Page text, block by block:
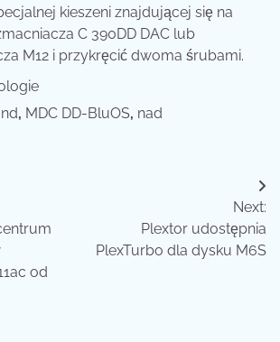
kieszeni znajdującej się na
C 390DD DAC lub
M12 i przykręcić dwoma śrubami.
, MDC DD-BluOS, nad
od
Next:
Plextor udostępnia
PlexTurbo dla dysku M6S